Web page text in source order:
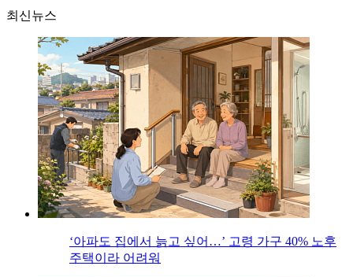
최신뉴스
‘아파도 집에서 늙고 싶어…’ 고령 가구 40% 노후
주택이라 어려워